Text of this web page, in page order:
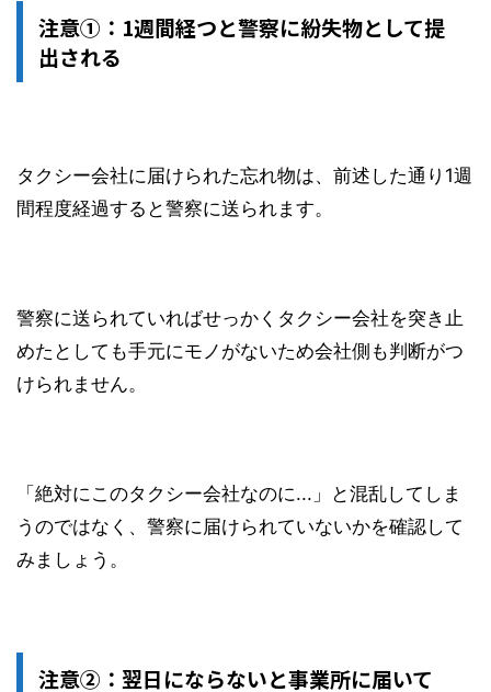
注意①：1週間経つと警察に紛失物として提
出される
タクシー会社に届けられた忘れ物は、前述した通り 1週
間程度経過すると警察に送られます。
警察に送られていればせっかくタクシー会社を突き止
めたとしても手元にモノがないため会社側も判断がつ
けられません。
「絶対にこのタクシー会社なのに... 」と混乱してしま
うのではなく、警察に届けられていないかを確認して
みましょう。
注意②：翌日にならないと事業所に届いて